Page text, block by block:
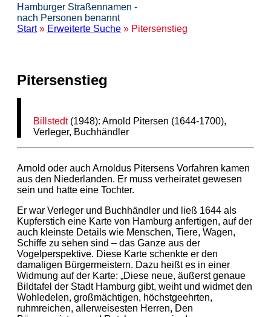
Hamburger Straßennamen -
nach Personen benannt
Start» Erweiterte Suche » Pitersenstieg
Pitersenstieg
Billstedt(1948): Arnold Pitersen (1644-1700),
Verleger, Buchhändler
Arnold oder auch Arnoldus Pitersens Vorfahren kamen
aus den Niederlanden. Er muss verheiratet gewesen
sein und hatte eine Tochter.
Er war Verleger und Buchhändler und ließ 1644 als
Kupferstich eine Karte von Hamburg anfertigen, auf der
auch kleinste Details wie Menschen, Tiere, Wagen,
Schiffe zu sehen sind – das Ganze aus der
Vogelperspektive. Diese Karte schenkte er den
damaligen Bürgermeistern. Dazu heißt es in einer
Widmung auf der Karte: „Diese neue, äußerst genaue
Bildtafel der Stadt Hamburg gibt, weiht und widmet den
Wohledelen, großmächtigen, höchstgeehrten,
ruhmreichen, allerweisesten Herren, Den